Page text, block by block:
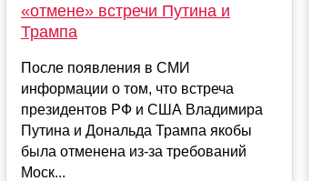
«отмене» встречи Путина и
Трампа
После появления в СМИ
информации о том, что встреча
президентов РФ и США Владимира
Путина и Дональда Трампа якобы
была отменена из-за требований
Моск...